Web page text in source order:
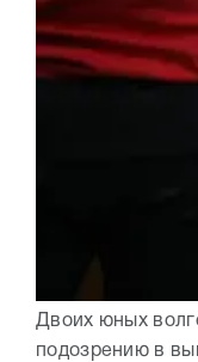
Двоих юных
подозрению в